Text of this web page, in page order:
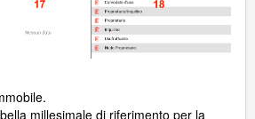
millesimale di riferimento per la